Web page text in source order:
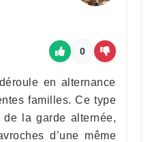
0
en alternance
familles. Ce type
la garde alternée,
d’une même